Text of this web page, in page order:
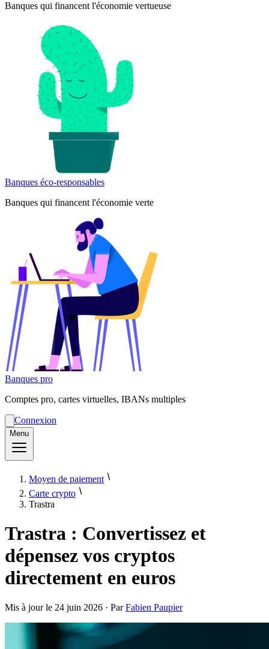
Banques qui financent l'économie vertueuse
Banques éco-responsables
Banques qui financent l'économie verte
Banques pro
Comptes pro, cartes virtuelles, IBANs multiples
Connexion
Menu
Moyen de paiement
Carte crypto
Trastra
Trastra : Convertissez et
dépensez vos cryptos
directement en euros
Mis à jour le 24 juin 2026 · ParFabien Paupier